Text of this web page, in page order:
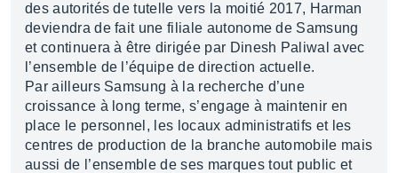
des autorités de tutelle vers la moitié 2017, Harman
deviendra de fait une filiale autonome de Samsung
et continuera à être dirigée par Dinesh Paliwal avec
l’ensemble de l’équipe de direction actuelle.
Par ailleurs Samsung à la recherche d’une
croissance à long terme, s’engage à maintenir en
place le personnel, les locaux administratifs et les
centres de production de la branche automobile mais
aussi de l’ensemble de ses marques tout public et